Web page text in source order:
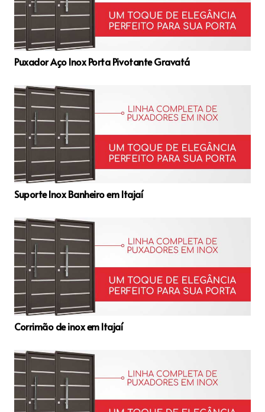
Puxador Aço Inox Porta Pivotante Gravatá
Suporte Inox Banheiro em Itajaí
Corrimão de inox em Itajaí